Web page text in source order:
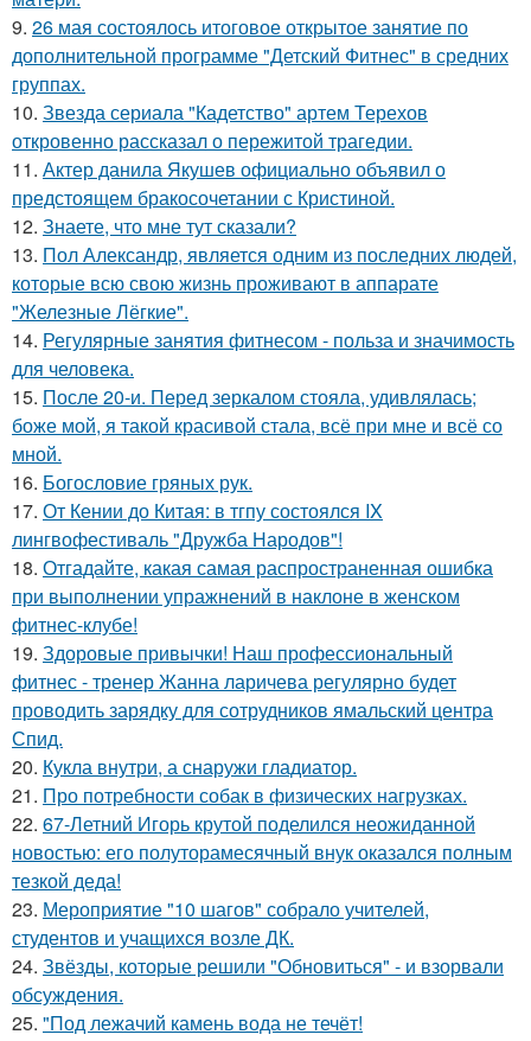
9. 26 мая состоялось итоговое открытое занятие по
дополнительной программе "Детский Фитнес" в средних
группах.
10. Звезда сериала "Кадетство" артем Терехов
откровенно рассказал о пережитой трагедии.
11. Актер данила Якушев официально объявил о
предстоящем бракосочетании с Кристиной.
12. Знаете, что мне тут сказали?
13. Пол Александр, является одним из последних людей,
которые всю свою жизнь проживают в аппарате
"Железные Лёгкие".
14. Регулярные занятия фитнесом - польза и значимость
для человека.
15. После 20-и. Перед зеркалом стояла, удивлялась;
боже мой, я такой красивой стала, всё при мне и всё со
мной.
16. Богословие гряных рук.
17. От Кении до Китая: в тгпу состоялся IX
лингвофестиваль "Дружба Народов"!
18. Отгадайте, какая самая распространенная ошибка
при выполнении упражнений в наклоне в женском
фитнес-клубе!
19. Здоровые привычки! Наш профессиональный
фитнес - тренер Жанна ларичева регулярно будет
проводить зарядку для сотрудников ямальский центра
Спид.
20. Кукла внутри, а снаружи гладиатор.
21. Про потребности собак в физических нагрузках.
22. 67-Летний Игорь крутой поделился неожиданной
новостью: его полуторамесячный внук оказался полным
тезкой деда!
23. Мероприятие "10 шагов" собрало учителей,
студентов и учащихся возле ДК.
24. Звёзды, которые решили "Обновиться" - и взорвали
обсуждения.
25. "Под лежачий камень вода не течёт!